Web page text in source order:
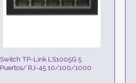
Switch TP-Link LS1005G 5
Puertos/ RJ-45 10/100/1000